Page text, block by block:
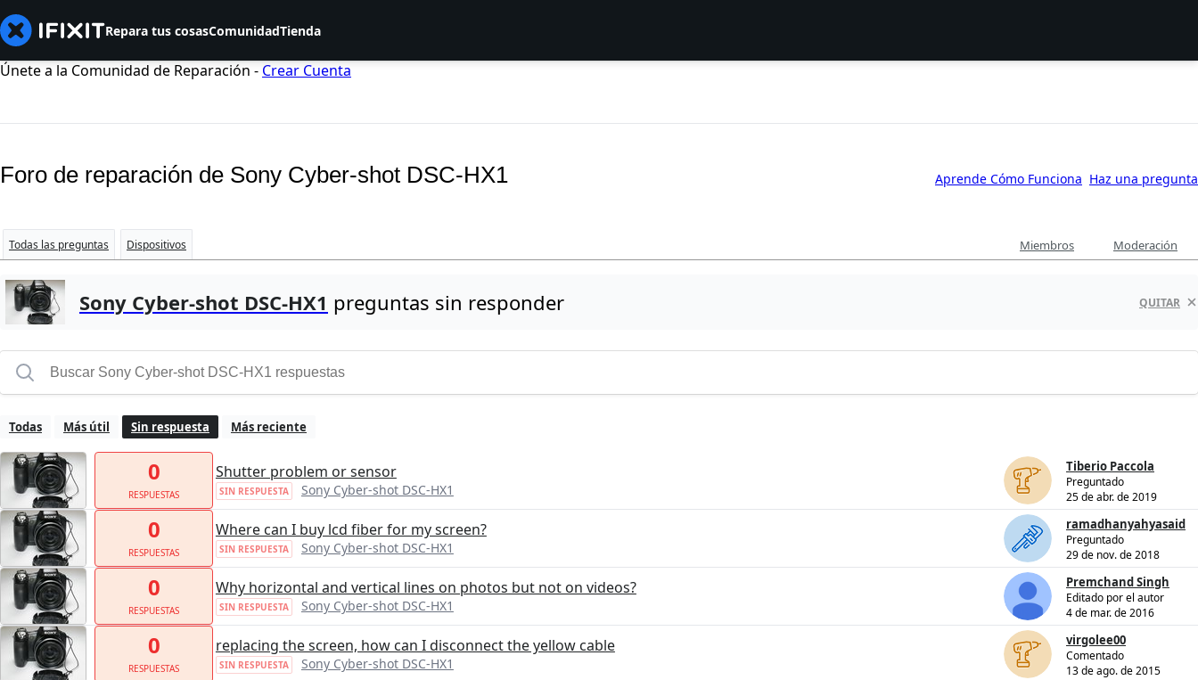
Repara tus cosasComunidadTienda
Únete a la Comunidad de Reparación - Crear Cuenta
Foro de reparación de Sony Cyber-shot DSC-HX1 Aprende Cómo Funciona Haz una pregunta
Todas las preguntas Dispositivos Miembros Moderación
Sony Cyber-shot DSC-HX1 preguntas sin responder QUITAR
Todas Más útil Sin respuesta Más reciente
0
RESPUESTAS
Shutter problem or sensor
SIN RESPUESTA Sony Cyber-shot DSC-HX1
Tiberio Paccola
Preguntado
25 de abr. de 2019
0
RESPUESTAS
Where can I buy lcd fiber for my screen?
SIN RESPUESTA Sony Cyber-shot DSC-HX1
ramadhanyahyasaid
Preguntado
29 de nov. de 2018
0
RESPUESTAS
Why horizontal and vertical lines on photos but not on videos?
SIN RESPUESTA Sony Cyber-shot DSC-HX1
Premchand Singh
Editado por el autor
4 de mar. de 2016
0
RESPUESTAS
replacing the screen, how can I disconnect the yellow cable
SIN RESPUESTA Sony Cyber-shot DSC-HX1
virgolee00
Comentado
13 de ago. de 2015